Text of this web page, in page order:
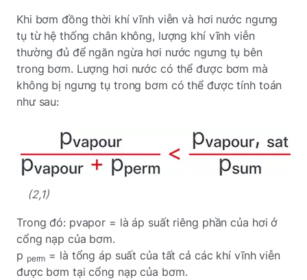
Khi bơm đồng thời khí vĩnh viễn và hơi nước ngưng
tụ từ hệ thống chân không, lượng khí vĩnh viễn
thường đủ để ngăn ngừa hơi nước ngưng tụ bên
trong bơm. Lượng hơi nước có thể được bơm mà
không bị ngưng tụ trong bơm có thể được tính toán
như sau:
(2,1)
Trong đó: pvapor = là áp suất riêng phần của hơi ở
cổng nạp của bơm.
p perm = là tổng áp suất của tất cả các khí vĩnh viễn
được bơm tại cổng nạp của bơm.